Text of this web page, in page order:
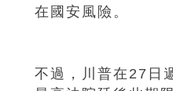
在國安風險。
不過，川普在27日